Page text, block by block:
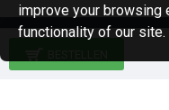
Copyright © 2021,
improve your browsing
functionality of our site.